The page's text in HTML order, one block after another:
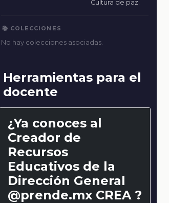
Cultura de paz.
📚 COLECCIONES
No hay colecciones asociadas.
Herramientas para el
docente
¿Ya conoces al
Creador de
Recursos
Educativos de la
Dirección General
@prende.mx CREA ?